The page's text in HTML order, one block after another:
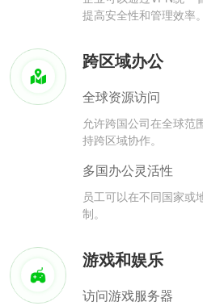
提高安全性和管理效率。
跨区域办公
全球资源访问
允许跨国公司在全球范
持跨区域协作。
多国办公灵活性
员工可以在不同国家或
制。
游戏和娱乐
访问游戏服务器